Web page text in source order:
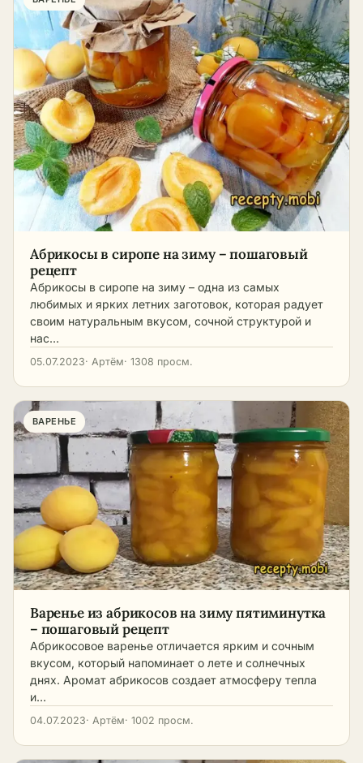
Абрикосы в сиропе на зиму – пошаговый
рецепт
Абрикосы в сиропе на зиму – одна из самых
любимых и ярких летних заготовок, которая радует
своим натуральным вкусом, сочной структурой и
нас…
05.07.2023· Артём· 1308 просм.
ВАРЕНЬЕ
Варенье из абрикосов на зиму пятиминутка
– пошаговый рецепт
Абрикосовое варенье отличается ярким и сочным
вкусом, который напоминает о лете и солнечных
днях. Аромат абрикосов создает атмосферу тепла
и…
04.07.2023· Артём· 1002 просм.